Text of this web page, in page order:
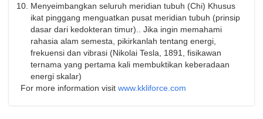
Menyeimbangkan seluruh meridian tubuh (Chi) Khusus
ikat pinggang menguatkan pusat meridian tubuh (prinsip
dasar dari kedokteran timur).. Jika ingin memahami
rahasia alam semesta, pikirkanlah tentang energi,
frekuensi dan vibrasi (Nikolai Tesla, 1891, fisikawan
ternama yang pertama kali membuktikan keberadaan
energi skalar)
For more information visit www.kkliforce.com